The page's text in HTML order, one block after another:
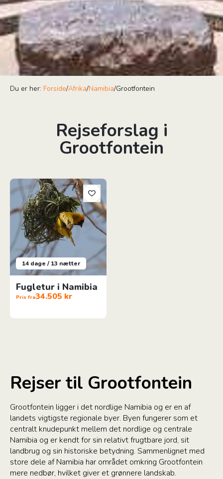
Du er her: Forside/Afrika/Namibia/Grootfontein
Rejseforslag i
Grootfontein
14 dage / 13 nætter
Fugletur i Namibia
Pris fra34.505 kr
Fugletur i Namibia
Rejser til Grootfontein
Grootfontein ligger i det nordlige Namibia og er en af
landets vigtigste regionale byer. Byen fungerer som et
centralt knudepunkt mellem det nordlige og centrale
Namibia og er kendt for sin relativt frugtbare jord, sit
landbrug og sin historiske betydning. Sammenlignet med
store dele af Namibia har området omkring Grootfontein
mere nedbør, hvilket giver et grønnere landskab.